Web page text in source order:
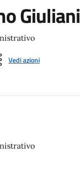
Giuliani
Vedi azioni